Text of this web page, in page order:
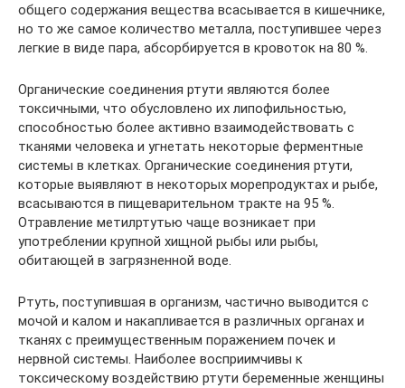
общего содержания вещества всасывается в кишечнике,
но то же самое количество металла, поступившее через
легкие в виде пара, абсорбируется в кровоток на 80 %.
Органические соединения ртути являются более
токсичными, что обусловлено их липофильностью,
способностью более активно взаимодействовать с
тканями человека и угнетать некоторые ферментные
системы в клетках. Органические соединения ртути,
которые выявляют в некоторых морепродуктах и рыбе,
всасываются в пищеварительном тракте на 95 %.
Отравление метилртутью чаще возникает при
употреблении крупной хищной рыбы или рыбы,
обитающей в загрязненной воде.
Ртуть, поступившая в организм, частично выводится с
мочой и калом и накапливается в различных органах и
тканях с преимущественным поражением почек и
нервной системы. Наиболее восприимчивы к
токсическому воздействию ртути беременные женщины